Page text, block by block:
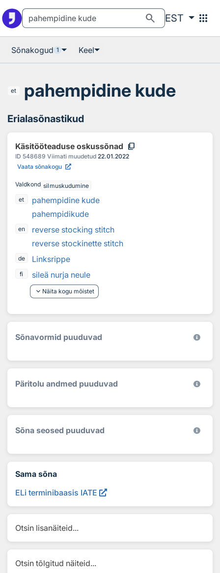
search EST apps
Sõnakogud 1 Keel
et pahempidine kude
Erialasõnastikud
Käsitööteaduse oskussõnad content_copy
ID 548689 Viimati muudetud 22.01.2022
Vaata sõnakogu
Valdkond silmuskudumine
et
pahempidine kude
pahempidikude
en
reverse stocking stitch
reverse stockinette stitch
de Linksrippe
fi
sileä nurja neule
keyboard_arrow_down Näita kogu mõistet
Sõnavormid puuduvad
Päritolu andmed puuduvad
Sõna seosed puuduvad
Sama sõna
ELi terminibaasis IATE
Otsin lisanäiteid...
Otsin tõlgitud näiteid...